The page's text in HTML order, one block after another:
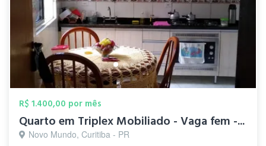
R$ 1.400,00 por mês
Quarto em Triplex Mobiliado - Vaga fem -...
Novo Mundo, Curitiba - PR